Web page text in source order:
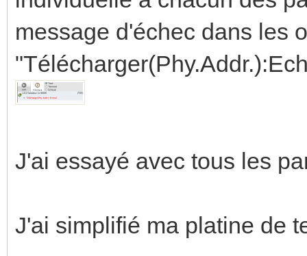
message d'échec dans les
J'ai essayé avec tous les
J'ai simplifié ma platine de